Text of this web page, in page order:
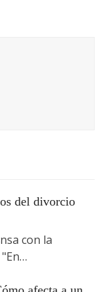
del divorcio
con la